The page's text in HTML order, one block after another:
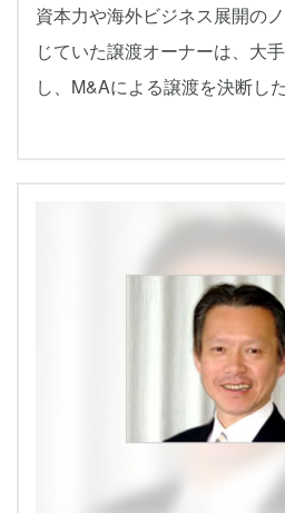
資本力や海外ビジネス展開の
じていた譲渡オーナーは、大
し、M&Aによる譲渡を決断し